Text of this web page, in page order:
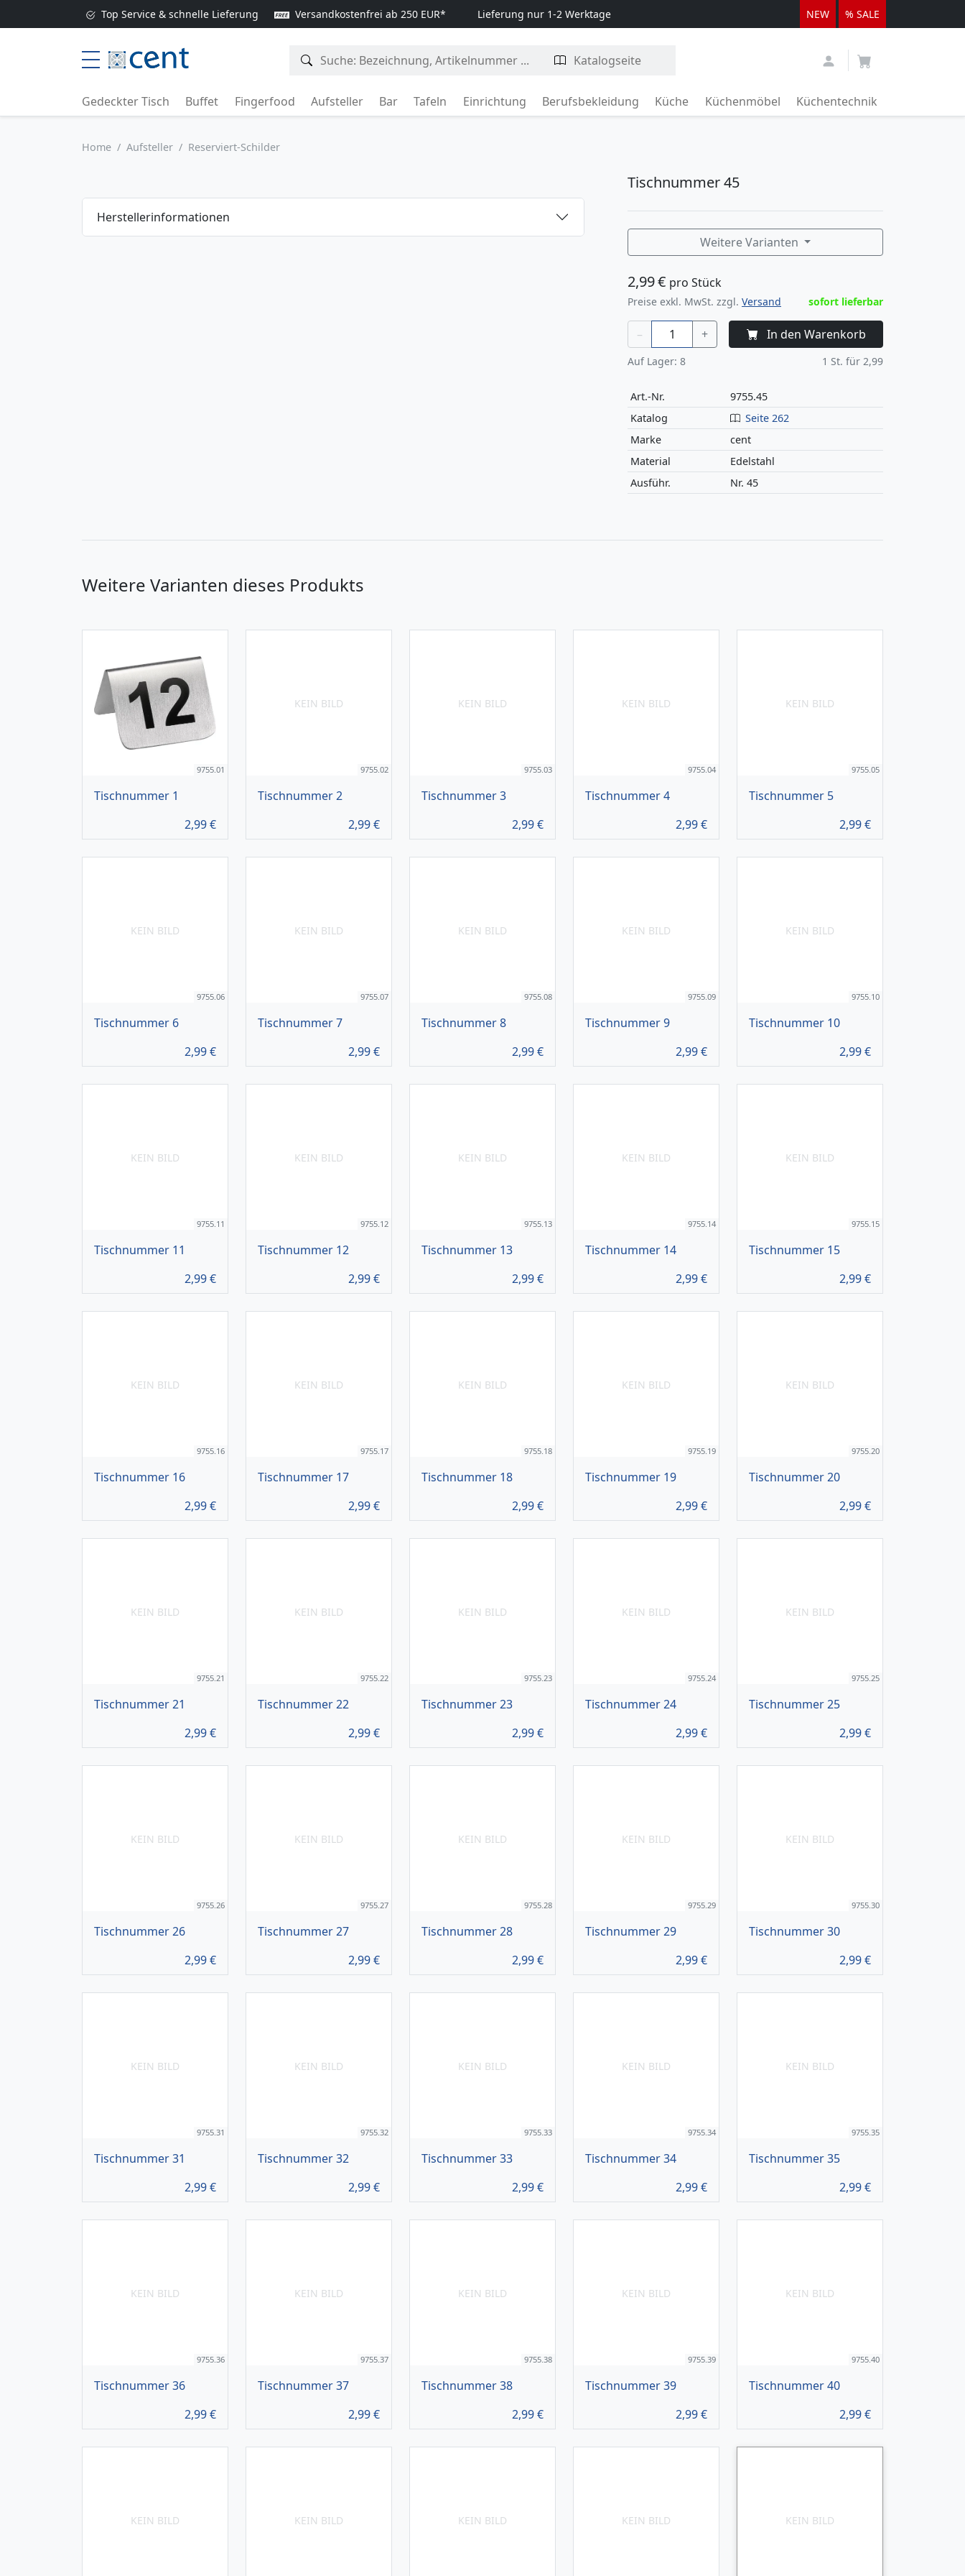
Top Service & schnelle Lieferung Versandkostenfrei ab 250 EUR* Lieferung nur 1-2 Werktage NEW % SALE
Gedeckter Tisch Buffet Fingerfood Aufsteller Bar Tafeln Einrichtung Berufsbekleidung Küche Küchenmöbel Küchentechnik
Home Aufsteller Reserviert-Schilder
Tischnummer 45
Weitere Varianten
2,99€ pro Stück
Preise exkl. MwSt. zzgl. Versand sofort lieferbar
– + In den Warenkorb
Auf Lager: 8 1 St. für 2,99
Art.-Nr.
9755.45
Katalog
Seite 262
Marke
cent
Material
Edelstahl
Ausführ.
Nr. 45
Herstellerinformationen
Weitere Varianten dieses Produkts
9755.01
Tischnummer 1
2,99€
KEIN BILD
9755.02
Tischnummer 2
2,99€
KEIN BILD
9755.03
Tischnummer 3
2,99€
KEIN BILD
9755.04
Tischnummer 4
2,99€
KEIN BILD
9755.05
Tischnummer 5
2,99€
KEIN BILD
9755.06
Tischnummer 6
2,99€
KEIN BILD
9755.07
Tischnummer 7
2,99€
KEIN BILD
9755.08
Tischnummer 8
2,99€
KEIN BILD
9755.09
Tischnummer 9
2,99€
KEIN BILD
9755.10
Tischnummer 10
2,99€
KEIN BILD
9755.11
Tischnummer 11
2,99€
KEIN BILD
9755.12
Tischnummer 12
2,99€
KEIN BILD
9755.13
Tischnummer 13
2,99€
KEIN BILD
9755.14
Tischnummer 14
2,99€
KEIN BILD
9755.15
Tischnummer 15
2,99€
KEIN BILD
9755.16
Tischnummer 16
2,99€
KEIN BILD
9755.17
Tischnummer 17
2,99€
KEIN BILD
9755.18
Tischnummer 18
2,99€
KEIN BILD
9755.19
Tischnummer 19
2,99€
KEIN BILD
9755.20
Tischnummer 20
2,99€
KEIN BILD
9755.21
Tischnummer 21
2,99€
KEIN BILD
9755.22
Tischnummer 22
2,99€
KEIN BILD
9755.23
Tischnummer 23
2,99€
KEIN BILD
9755.24
Tischnummer 24
2,99€
KEIN BILD
9755.25
Tischnummer 25
2,99€
KEIN BILD
9755.26
Tischnummer 26
2,99€
KEIN BILD
9755.27
Tischnummer 27
2,99€
KEIN BILD
9755.28
Tischnummer 28
2,99€
KEIN BILD
9755.29
Tischnummer 29
2,99€
KEIN BILD
9755.30
Tischnummer 30
2,99€
KEIN BILD
9755.31
Tischnummer 31
2,99€
KEIN BILD
9755.32
Tischnummer 32
2,99€
KEIN BILD
9755.33
Tischnummer 33
2,99€
KEIN BILD
9755.34
Tischnummer 34
2,99€
KEIN BILD
9755.35
Tischnummer 35
2,99€
KEIN BILD
9755.36
Tischnummer 36
2,99€
KEIN BILD
9755.37
Tischnummer 37
2,99€
KEIN BILD
9755.38
Tischnummer 38
2,99€
KEIN BILD
9755.39
Tischnummer 39
2,99€
KEIN BILD
9755.40
Tischnummer 40
2,99€
KEIN BILD KEIN BILD KEIN BILD KEIN BILD KEIN BILD